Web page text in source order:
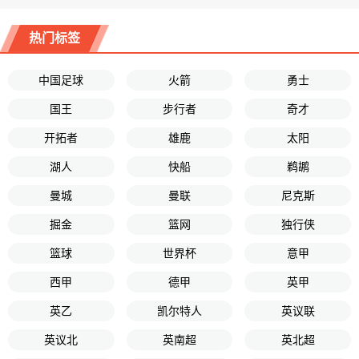
热门标签
中国足球 火箭 勇士
国王 步行者 奇才
开拓者 雄鹿 太阳
湖人 快船 鹈鹕
曼城 曼联 尼克斯
掘金 篮网 独行侠
篮球 世界杯 意甲
西甲 德甲 英甲
英乙 凯尔特人 英议联
英议北 英南超 英北超